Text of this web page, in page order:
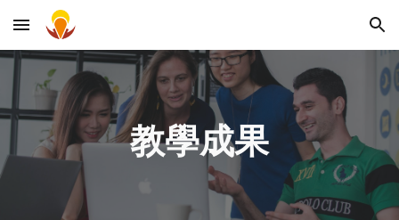
Skip to main content Skip to navigation
教學成果